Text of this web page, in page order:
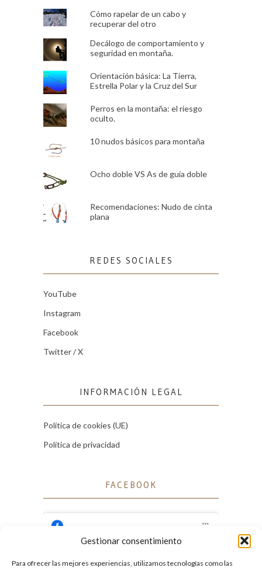
Gestionar consentimiento
Para ofrecer las mejores experiencias, utilizamos tecnologías como las
Cómo rapelar de un cabo y
recuperar del otro
Decálogo de comportamiento y
seguridad en montaña.
Orientación básica: La Tierra,
Estrella Polar y la Cruz del Sur
Perros en la montaña: el riesgo
oculto.
10 nudos básicos para montaña
Ocho doble VS As de guía doble
Recomendaciones: Nudo de cinta
plana
REDES SOCIALES
YouTube
Instagram
Facebook
Twitter / X
INFORMACIÓN LEGAL
Política de cookies (UE)
Política de privacidad
FACEBOOK